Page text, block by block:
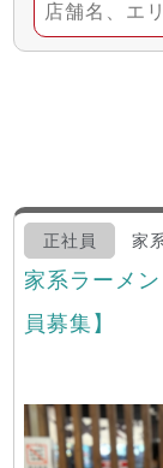
正社員 家
家系ラーメ
員募集】